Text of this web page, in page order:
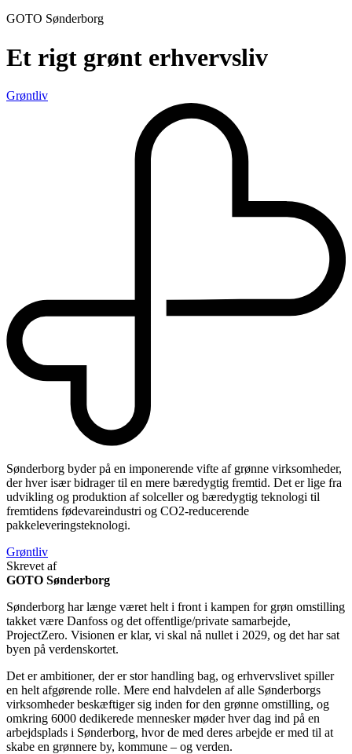
GOTO Sønderborg
Et rigt grønt erhvervsliv
Grøntliv
Sønderborg byder på en imponerende vifte af grønne virksomheder,
der hver især bidrager til en mere bæredygtig fremtid. Det er lige fra
udvikling og produktion afsolceller og bæredygtig teknologi til
fremtidens fødevareindustri og CO2-reducerende
pakkeleveringsteknologi.
Grøntliv
Skrevet af
GOTO Sønderborg
Sønderborg har længe været helt i front i kampen for grøn omstilling
takket være Danfoss og det offentlige/private samarbejde,
ProjectZero. Visionen er klar, vi skal nå nullet i 2029, og det har sat
byen på verdenskortet.
Det er ambitioner, der er stor handling bag, og erhvervslivet spiller
en helt afgørende rolle. Mere end halvdelen af alle Sønderborgs
virksomheder beskæftiger sig inden for den grønne omstilling, og
omkring 6000 dedikerede mennesker møder hver dag ind på en
arbejdsplads i Sønderborg, hvor de med deres arbejde er med til at
skabe en grønnere by, kommune – og verden.